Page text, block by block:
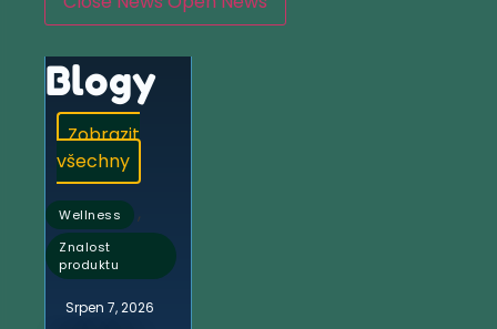
Blogy
Zobrazit
všechny
Wellness ,
Znalost
produktu
Srpen 7, 2026